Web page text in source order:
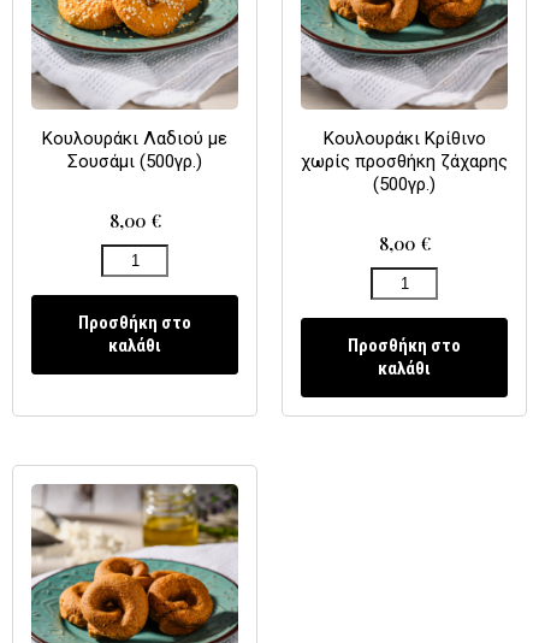
Κουλουράκι Λαδιού με
Σουσάμι (500γρ.)
8,00 €
Προσθήκη στο
καλάθι
Κουλουράκι Κρίθινο
χωρίς προσθήκη ζάχαρης
(500γρ.)
8,00 €
Προσθήκη στο
καλάθι